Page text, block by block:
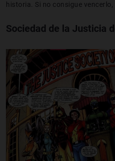
historia. Si no consigue
Sociedad de la Justicia